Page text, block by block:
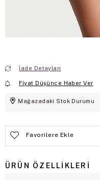
İade Detayları
Fiyat Düşünce Haber Ver
Mağazadaki Stok Durumu
Favorilere Ekle
ÜRÜN ÖZELLIKLERI